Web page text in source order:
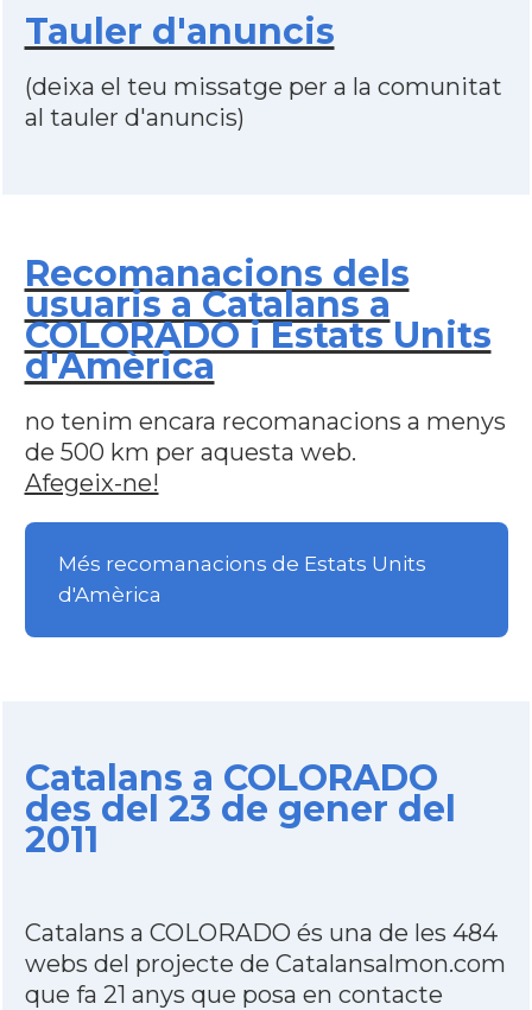
Tauler d'anuncis
(deixa el teu missatge per a la comunitat
al tauler d'anuncis)
Recomanacions dels
usuaris a Catalans a
COLORADO i Estats Units
d'Amèrica
no tenim encara recomanacions a menys
de 500 km per aquesta web.
Afegeix-ne!
Més recomanacions de Estats Units
d'Amèrica
Catalans a COLORADO
des del 23 de gener del
2011
Catalans a COLORADO és una de les 484
webs del projecte de Catalansalmon.com
que fa 21 anys que posa en contacte